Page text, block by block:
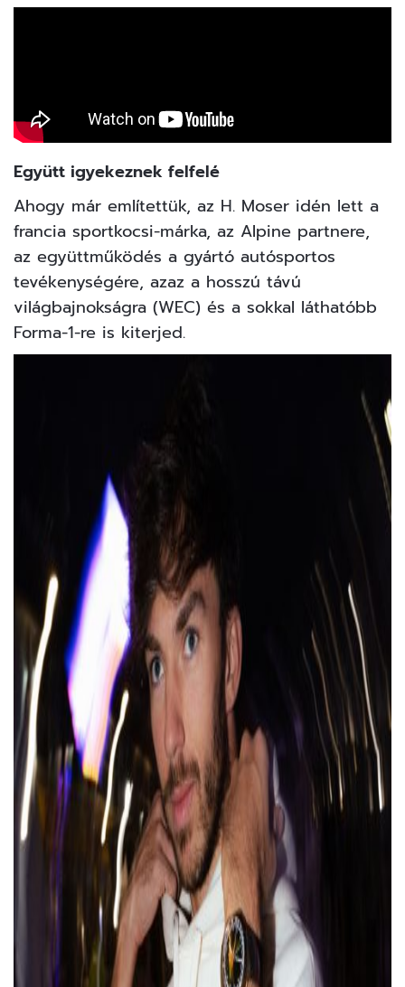
Együtt igyekeznek felfelé
Ahogy már említettük, az H. Moser idén lett a
francia sportkocsi-márka, az Alpine partnere,
az együttműködés a gyártó autósportos
tevékenységére, azaz a hosszú távú
világbajnokságra (WEC) és a sokkal láthatóbb
Forma-1-re is kiterjed.